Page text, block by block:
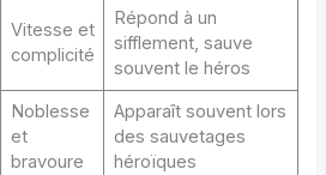
Vitesse et
complicité
Répond à un
sifflement, sauve
souvent le héros
Noblesse
et
bravoure
Apparaît souvent lors
des sauvetages
héroïques